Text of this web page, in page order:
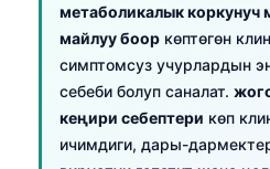
метаболикалык коркунуч
майлуу боор көптөгөн
симптомсуз учурлардын
себеби болуп саналат.
кеңири себептери көп
ичимдиги, дары-
Galego
Latviešu valoda
Македонски јазик
Euskara
Gàidhlig